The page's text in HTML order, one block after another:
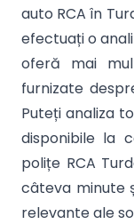
auto RCA în
efectuați o
oferă mai
furnizate
Puteți analiza
disponibile la
polițe RCA
câteva minute
relevante ale